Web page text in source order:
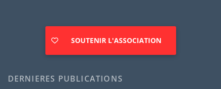
SOUTENIR L'ASSOCIATION
DERNIERES PUBLICATIONS